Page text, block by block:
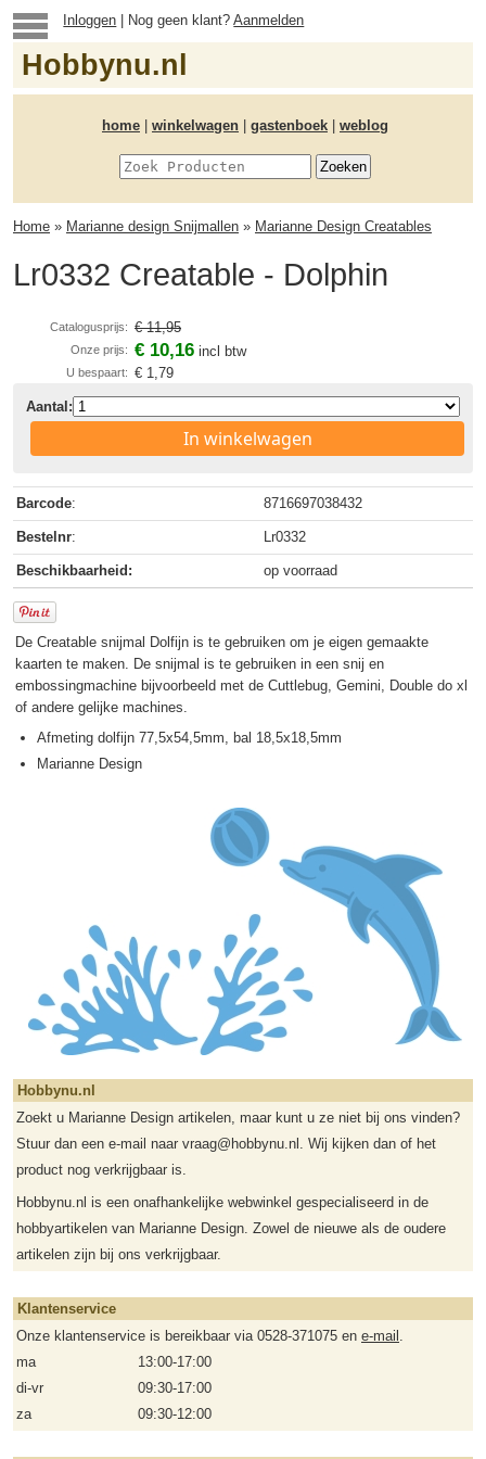
Inloggen | Nog geen klant?Aanmelden
Hobbynu.nl
home winkelwagen gastenboek weblog
Home » Marianne design Snijmallen » Marianne Design Creatables
Lr0332 Creatable - Dolphin
Catalogusprijs: € 11,95
Onze prijs: € 10,16 incl btw
U bespaart: € 1,79
Aantal:
In winkelwagen
Barcode: 8716697038432
Bestelnr: Lr0332
Beschikbaarheid: op voorraad
De Creatable snijmal Dolfijn is te gebruiken om je eigen gemaakte
kaarten te maken. De snijmal is te gebruiken in een snij en
embossingmachine bijvoorbeeld met de Cuttlebug, Gemini, Double do xl
of andere gelijke machines.
Afmeting dolfijn 77,5x54,5mm, bal 18,5x18,5mm
Marianne Design
Hobbynu.nl
Zoekt u Marianne Design artikelen, maar kunt u ze niet bij ons vinden?
Stuur dan een e-mail naar vraag@hobbynu.nl. Wij kijken dan of het
product nog verkrijgbaar is.
Hobbynu.nl is een onafhankelijke webwinkel gespecialiseerd in de
hobbyartikelen van Marianne Design. Zowel de nieuwe als de oudere
artikelen zijn bij ons verkrijgbaar.
Klantenservice
Onze klantenservice is bereikbaar via 0528-371075 en e-mail .
ma
13:00-17:00
di-vr
09:30-17:00
za
09:30-12:00